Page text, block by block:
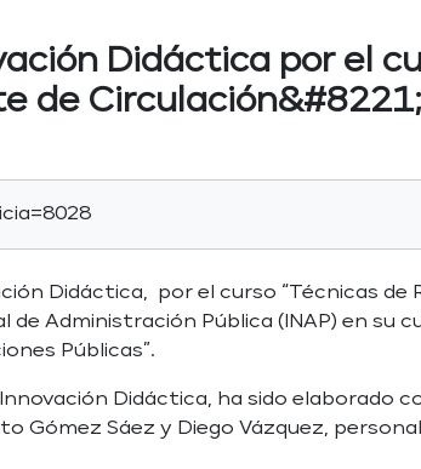
Didáctica por el
de Circulación&#8221;
Didáctica, por el curso “Técnicas de
Administración Pública (INAP) en su
Públicas”.
Didáctica, ha sido elaborado
Gómez Sáez y Diego Vázquez,